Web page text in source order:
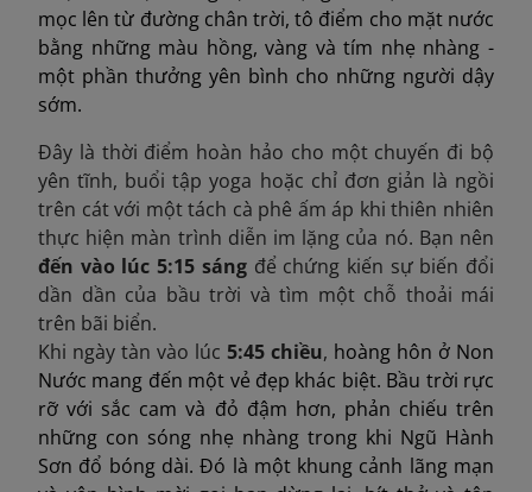
mọc lên từ đường chân trời, tô điểm cho mặt nước
bằng những màu hồng, vàng và tím nhẹ nhàng -
một phần thưởng yên bình cho những người dậy
sớm.
Đây là thời điểm hoàn hảo cho một chuyến đi bộ
yên tĩnh, buổi tập yoga hoặc chỉ đơn giản là ngồi
trên cát với một tách cà phê ấm áp khi thiên nhiên
thực hiện màn trình diễn im lặng của nó. Bạn nên
đến vào lúc 5:15 sáng để chứng kiến ​​sự biến đổi
dần dần của bầu trời và tìm một chỗ thoải mái
trên bãi biển.​
Khi ngày tàn vào lúc 5:45 chiều, hoàng hôn ở Non
Nước mang đến một vẻ đẹp khác biệt. Bầu trời rực
rỡ với sắc cam và đỏ đậm hơn, phản chiếu trên
những con sóng nhẹ nhàng trong khi Ngũ Hành
Sơn đổ bóng dài. Đó là một khung cảnh lãng mạn